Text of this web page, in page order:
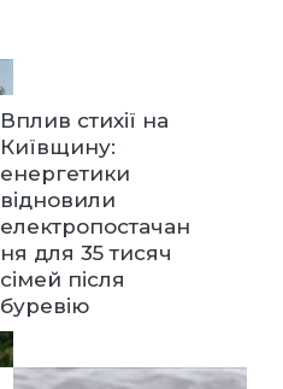
Вплив стихії на
Київщину:
енергетики
відновили
електропостачан
ня для 35 тисяч
сімей після
буревію